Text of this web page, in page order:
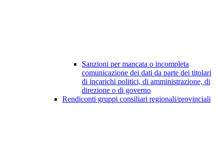
Sanzioni per mancata o incompleta
comunicazione dei dati da parte dei titolari
di incarichi politici, di amministrazione, di
direzione o di governo
Rendiconti gruppi consiliari regionali/provinciali